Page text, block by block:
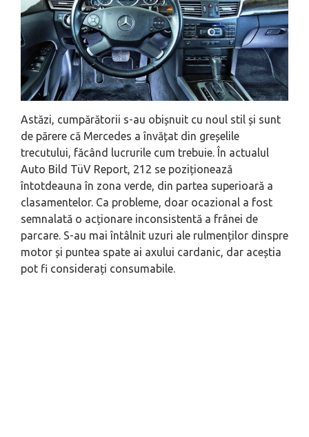
Astăzi, cumpărătorii s-au obișnuit cu noul stil și sunt
de părere că Mercedes a învățat din greșelile
trecutului, făcând lucrurile cum trebuie. În actualul
Auto Bild TüV Report, 212 se poziționează
întotdeauna în zona verde, din partea superioară a
clasamentelor. Ca probleme, doar ocazional a fost
semnalată o acționare inconsistentă a frânei de
parcare. S-au mai întâlnit uzuri ale rulmenților dinspre
motor și puntea spate ai axului cardanic, dar aceștia
pot fi considerați consumabile.